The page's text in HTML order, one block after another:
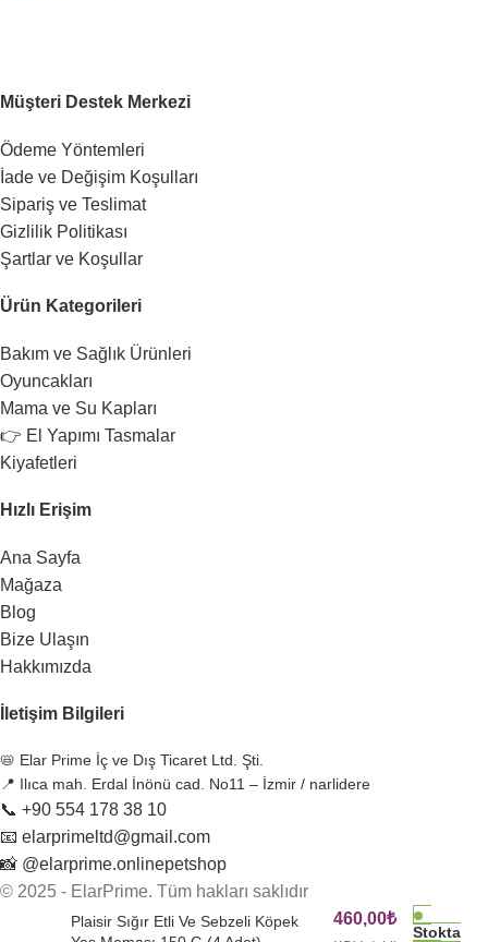
Müşteri Destek Merkezi
Ödeme Yöntemleri
İade ve Değişim Koşulları
Sipariş ve Teslimat
Gizlilik Politikası
Şartlar ve Koşullar
Ürün Kategorileri
Bakım ve Sağlık Ürünleri
Oyuncakları
Mama ve Su Kapları
👉 El Yapımı Tasmalar
Kiyafetleri
Hızlı Erişim
Ana Sayfa
Mağaza
Blog
Bize Ulaşın
Hakkımızda
İletişim Bilgileri
📛 Elar Prime İç ve Dış Ticaret Ltd. Şti.
📍 Ilıca mah. Erdal İnönü cad. No11 – İzmir / narlidere
📞 +90 554 178 38 10
📧 elarprimeltd@gmail.com
📸 @elarprime.onlinepetshop
© 2025 - ElarPrime. Tüm hakları saklıdır
Plaisir Sığır Etli Ve Sebzeli Köpek
460,00₺
Stokta